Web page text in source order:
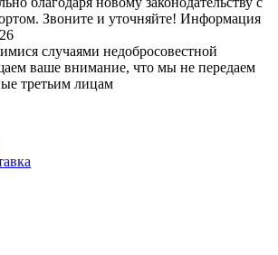
Звоните и уточняйте! Информация
случаями недобросовестной
ваше внимание, что мы не передаем
третьим лицам